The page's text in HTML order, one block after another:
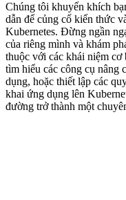
Chúng tôi khuyến khích
dẫn để củng cố kiến thức
Kubernetes. Đừng ngần
của riêng mình và khám
thuộc với các khái niệm cơ
tìm hiểu các công cụ nâng
dụng, hoặc thiết lập các
khai ứng dụng lên
đường trở thành một